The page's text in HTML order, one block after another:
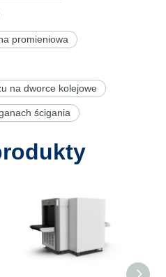
promieniowa
na dworce kolejowe
ścigania